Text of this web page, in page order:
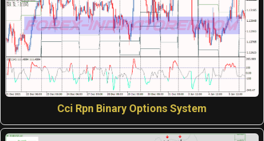
Cci Rpn Binary Options System